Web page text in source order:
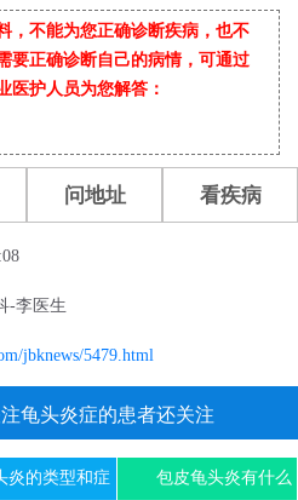
，不能为您正确诊断疾病，也不
要正确诊断自己的病情，可通过
医护人员为您解答：
问地址 看疾病
-李医生
jbknews/5479.html
龟头炎症的患者还关注
炎的类型和症 包皮龟头炎有什么